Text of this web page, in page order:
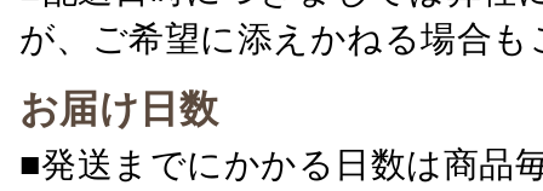
が、ご希望に添えかねる場合
お届け日数
■発送までにかかる日数は商品